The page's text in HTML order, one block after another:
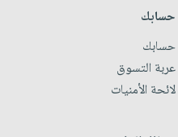
حسابك
حسابك
عربة التسوق
لائحة الأمنيات